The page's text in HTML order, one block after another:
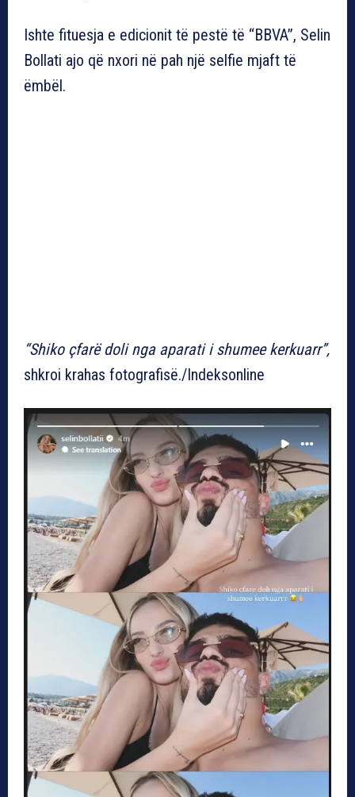
Ishte fituesja e edicionit të pestë të “BBVA”, Selin
Bollati ajo që nxori në pah një selfie mjaft të
ëmbël.
“Shiko çfarë doli nga aparati i shumee kerkuarr”,
shkroi krahas fotografisë./Indeksonline